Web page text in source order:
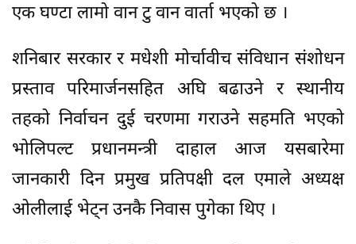
एक घण्टा लामो वान टु वान वार्ता भएको छ ।
शनिबार सरकार र मधेशी मोर्चावीच संविधान संशोधन
प्रस्ताव परिमार्जनसहित अघि बढाउने र स्थानीय
तहको निर्वाचन दुई चरणमा गराउने सहमति भएको
भोलिपल्ट प्रधानमन्त्री दाहाल आज यसबारेमा
जानकारी दिन प्रमुख प्रतिपक्षी दल एमाले अध्यक्ष
ओलीलाई भेट्न उनकै निवास पुगेका थिए ।